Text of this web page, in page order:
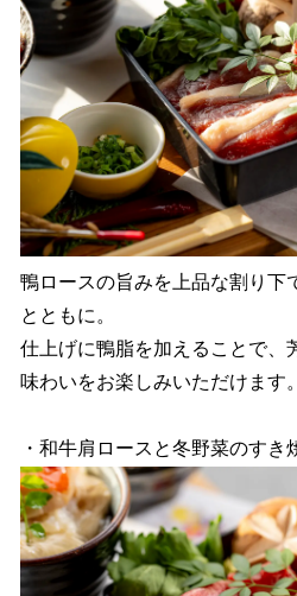
鴨ロースの旨みを上品な割り下
とともに。
仕上げに鴨脂を加えることで、
味わいをお楽しみいただけます。
・和牛肩ロースと冬野菜のすき